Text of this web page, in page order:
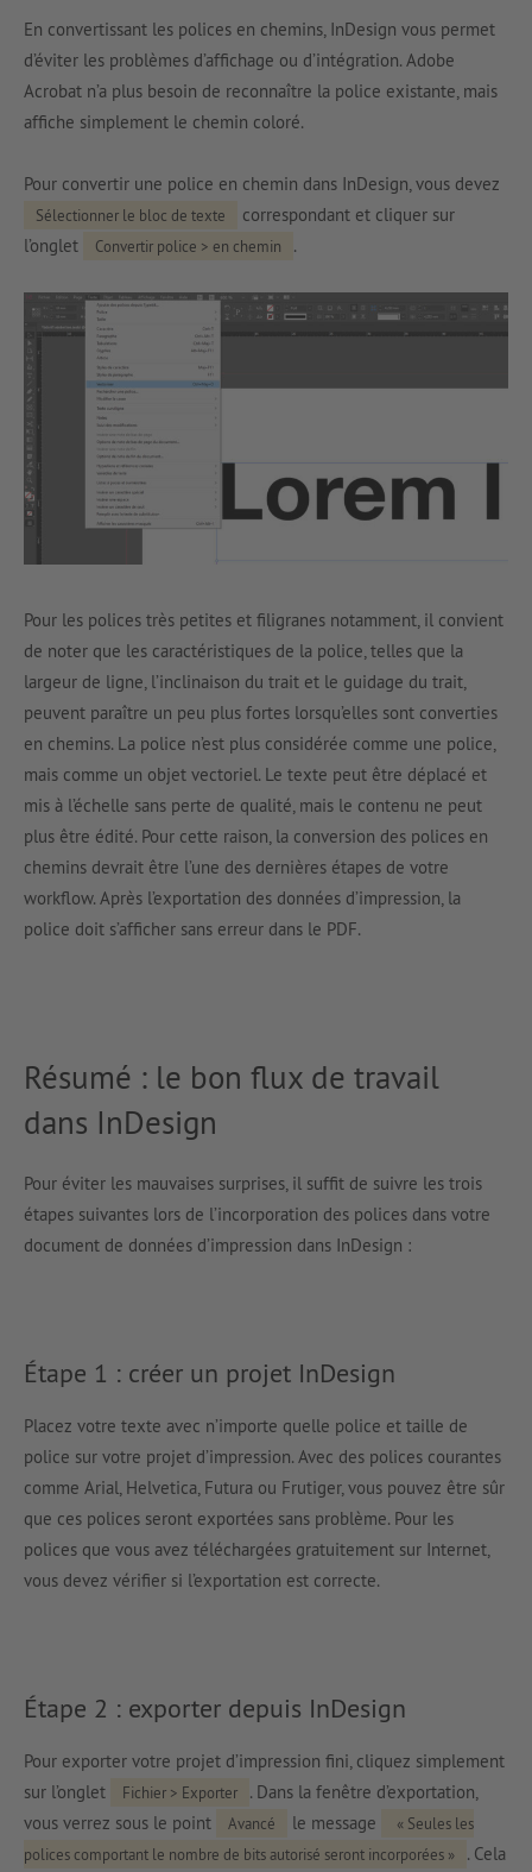
En convertissant les polices en chemins, InDesign vous permet
d’éviter les problèmes d’affichage ou d’intégration. Adobe
Acrobat n’a plus besoin de reconnaître la police existante, mais
affiche simplement le chemin coloré.
Pour convertir une police en chemin dans InDesign, vous devez
Sélectionner le bloc de texte
correspondant et cliquer sur
l’onglet
Convertir police > en chemin .
Pour les polices très petites et filigranes notamment, il convient
de noter que les caractéristiques de la police, telles que la
largeur de ligne, l’inclinaison du trait et le guidage du trait,
peuvent paraître un peu plus fortes lorsqu’elles sont converties
en chemins. La police n’est plus considérée comme une police,
mais comme un objet vectoriel. Le texte peut être déplacé et
mis à l’échelle sans perte de qualité, mais le contenu ne peut
plus être édité. Pour cette raison, la conversion des polices en
chemins devrait être l’une des dernières étapes de votre
workflow. Après l’exportation des données d’impression, la
police doit s’afficher sans erreur dans le PDF.
Résumé : le bon flux de travail
dans InDesign
Pour éviter les mauvaises surprises, il suffit de suivre les trois
étapes suivantes lors de l’incorporation des polices dans votre
document de données d’impression dans InDesign :
Étape 1 : créer un projet InDesign
Placez votre texte avec n’importe quelle police et taille de
police sur votre projet d’impression. Avec des polices courantes
comme Arial, Helvetica, Futura ou Frutiger, vous pouvez être sûr
que ces polices seront exportées sans problème. Pour les
polices que vous avez téléchargées gratuitement sur Internet,
vous devez vérifier si l’exportation est correcte.
Étape 2 : exporter depuis InDesign
Pour exporter votre projet d’impression fini, cliquez simplement
sur l’onglet
Fichier > Exporter
. Dans la fenêtre d’exportation,
vous verrez sous le point
Avancé le message
« Seules les
polices comportant le nombre de bits autorisé seront incorporées »
. Cela